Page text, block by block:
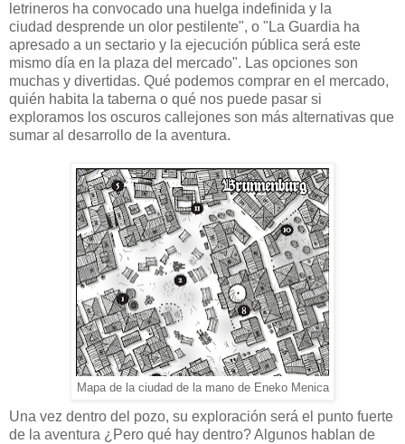
letrineros ha convocado una huelga indefinida y la
ciudad desprende un olor pestilente", o "La Guardia ha
apresado a un sectario y la ejecución pública será este
mismo día en la plaza del mercado". Las opciones son
muchas y divertidas. Qué podemos comprar en el mercado,
quién habita la taberna o qué nos puede pasar si
exploramos los oscuros callejones son más alternativas que
sumar al desarrollo de la aventura.
Mapa de la ciudad de la mano de Eneko Menica
Una vez dentro del pozo, su exploración será el punto fuerte
de la aventura ¿Pero qué hay dentro? Algunos hablan de